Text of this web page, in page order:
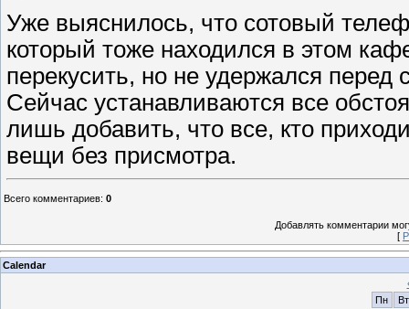
Уже выяснилось, что сотовый
который тоже находился в этом
перекусить, но не удержался
Сейчас устанавливаются все
лишь добавить, что все, кто
вещи без присмотра.
Всего комментариев: 0
Добавлять комментарии
[
Calendar
Пн
Вт